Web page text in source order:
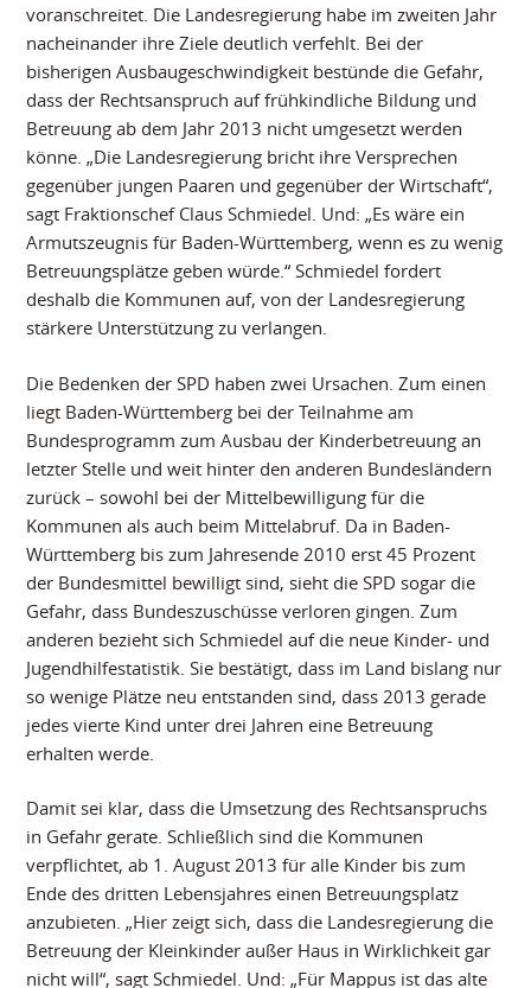
voranschreitet. Die Landesregierung habe im zweiten Jahr
nacheinander ihre Ziele deutlich verfehlt. Bei der
bisherigen Ausbaugeschwindigkeit bestünde die Gefahr,
dass der Rechtsanspruch auf frühkindliche Bildung und
Betreuung ab dem Jahr 2013 nicht umgesetzt werden
könne. „Die Landesregierung bricht ihre Versprechen
gegenüber jungen Paaren und gegenüber der Wirtschaft“,
sagt Fraktionschef Claus Schmiedel. Und: „Es wäre ein
Armutszeugnis für Baden-Württemberg, wenn es zu wenig
Betreuungsplätze geben würde.“ Schmiedel fordert
deshalb die Kommunen auf, von der Landesregierung
stärkere Unterstützung zu verlangen.
Die Bedenken der SPD haben zwei Ursachen. Zum einen
liegt Baden-Württemberg bei der Teilnahme am
Bundesprogramm zum Ausbau der Kinderbetreuung an
letzter Stelle und weit hinter den anderen Bundesländern
zurück – sowohl bei der Mittelbewilligung für die
Kommunen als auch beim Mittelabruf. Da in Baden-
Württemberg bis zum Jahresende 2010 erst 45 Prozent
der Bundesmittel bewilligt sind, sieht die SPD sogar die
Gefahr, dass Bundeszuschüsse verloren gingen. Zum
anderen bezieht sich Schmiedel auf die neue Kinder- und
Jugendhilfestatistik. Sie bestätigt, dass im Land bislang nur
so wenige Plätze neu entstanden sind, dass 2013 gerade
jedes vierte Kind unter drei Jahren eine Betreuung
erhalten werde.
Damit sei klar, dass die Umsetzung des Rechtsanspruchs
in Gefahr gerate. Schließlich sind die Kommunen
verpflichtet, ab 1. August 2013 für alle Kinder bis zum
Ende des dritten Lebensjahres einen Betreuungsplatz
anzubieten. „Hier zeigt sich, dass die Landesregierung die
Betreuung der Kleinkinder außer Haus in Wirklichkeit gar
nicht will“, sagt Schmiedel. Und: „Für Mappus ist das alte